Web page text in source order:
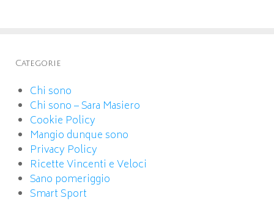
Categorie
Chi sono
Chi sono – Sara Masiero
Cookie Policy
Mangio dunque sono
Privacy Policy
Ricette Vincenti e Veloci
Sano pomeriggio
Smart Sport